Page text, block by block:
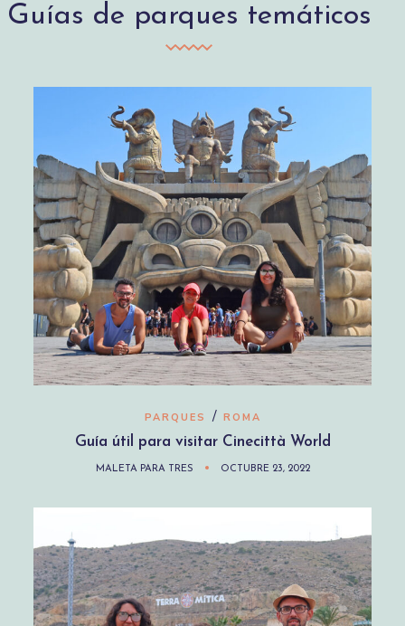
Guías de parques temáticos
PARQUES / ROMA
Guía útil para visitar Cinecittà World
MALETA PARA TRES OCTUBRE 23, 2022